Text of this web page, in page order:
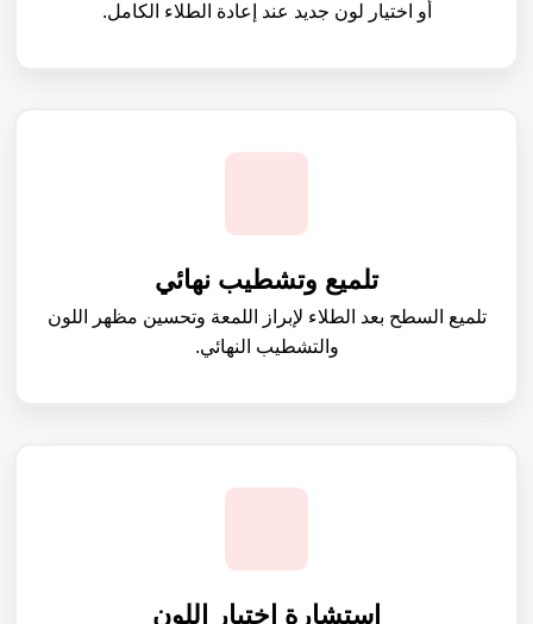
أو اختيار لون جديد عند إعادة الطلاء الكامل.
تلميع وتشطيب نهائي
تلميع السطح بعد الطلاء لإبراز اللمعة وتحسين مظهر اللون
والتشطيب النهائي.
استشارة اختيار اللون